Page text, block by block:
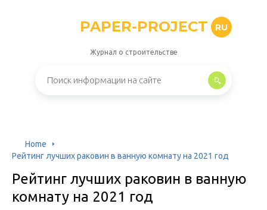
PAPER-PROJECT RU
Журнал о строительстве
Home
Рейтинг лучших раковин в ванную комнату на 2021 год
Рейтинг лучших раковин в ванную
комнату на 2021 год